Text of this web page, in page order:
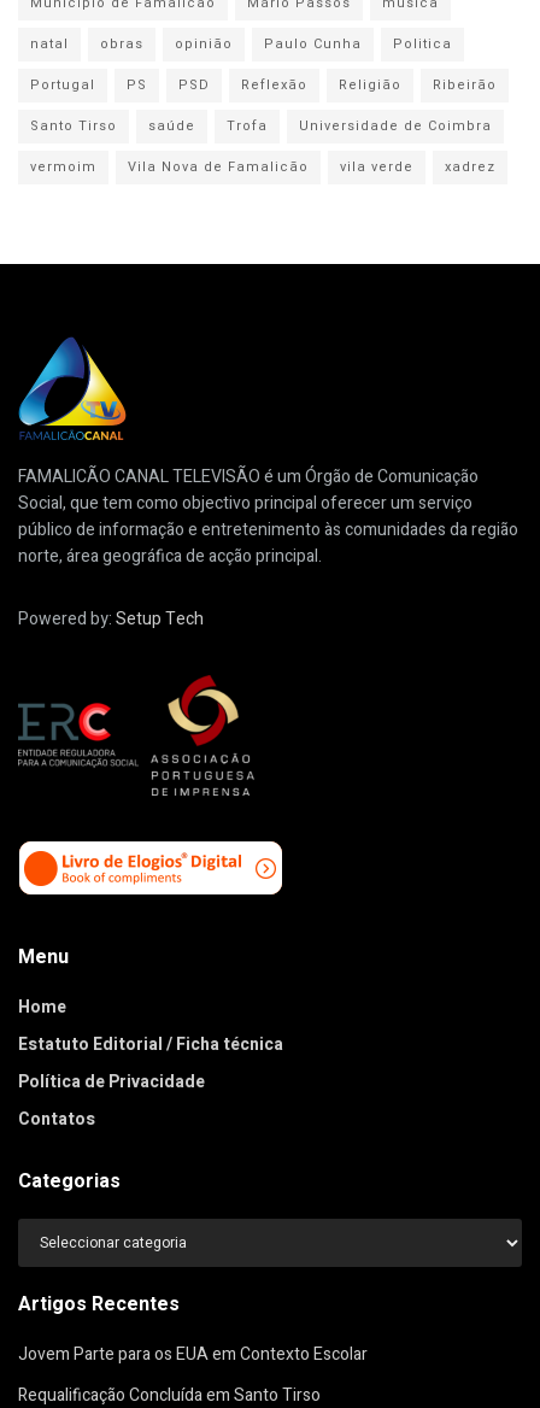
natal
obras opinião Paulo Cunha
Politica
Portugal
PS PSD Reflexão Religião
Ribeirão
Santo Tirso
saúde Trofa
Universidade de Coimbra
vermoim
Vila Nova de Famalicão vila verde xadrez
FAMALICÃO CANAL TELEVISÃO é um Órgão de Comunicação
Social, que tem como objectivo principal oferecer um serviço
público de informação e entretenimento às comunidades da região
norte, área geográfica de acção principal.
Powered by:Setup Tech
Menu
Home
Estatuto Editorial / Ficha técnica
Política de Privacidade
Contatos
Categorias
Categorias
Artigos Recentes
Jovem Parte para os EUA em Contexto Escolar
Requalificação Concluída em Santo Tirso